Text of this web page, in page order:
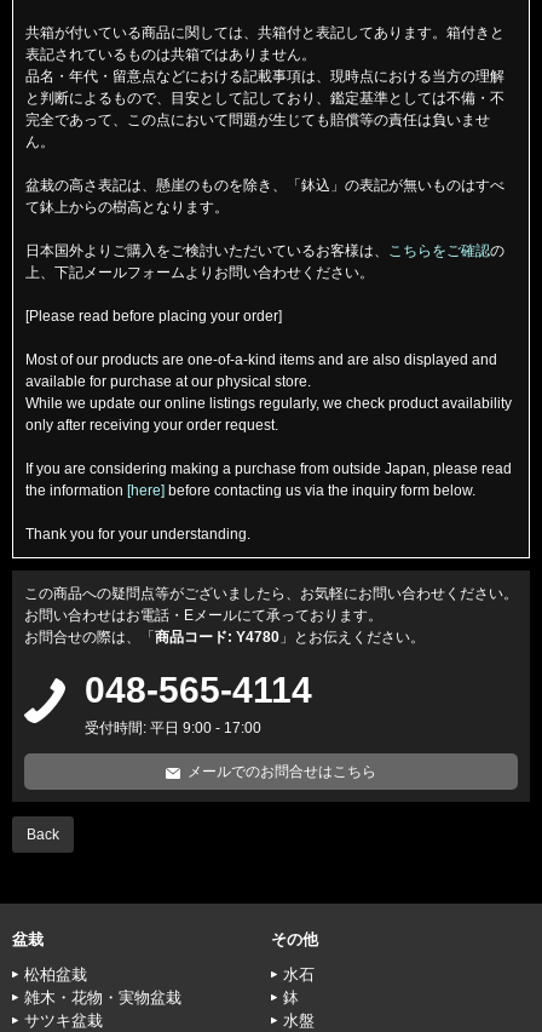
共箱が付いている商品に関しては、共箱付と表記してあります。箱付きと
表記されているものは共箱ではありません。
品名・年代・留意点などにおける記載事項は、現時点における当方の理解
と判断によるもので、目安として記しており、鑑定基準としては不備・不
完全であって、この点において問題が生じても賠償等の責任は負いませ
ん。
盆栽の高さ表記は、懸崖のものを除き、「鉢込」の表記が無いものはすべ
て鉢上からの樹高となります。
日本国外よりご購入をご検討いただいているお客様は、 こちらをご確認の
上、下記メールフォームよりお問い合わせください。
[Please read before placing your order]
Most of our products are one-of-a-kind items and are also displayed and
available for purchase at our physical store.
While we update our online listings regularly, we check product availability
only after receiving your order request.
If you are considering making a purchase from outside Japan, please read
the information [here] before contacting us via the inquiry form below.
Thank you for your understanding.
この商品への疑問点等がございましたら、お気軽にお問い合わせください。
お問い合わせはお電話・Eメールにて承っております。
お問合せの際は、「 商品コード: Y4780 」とお伝えください。
048-565-4114
受付時間: 平日 9:00 - 17:00
メールでのお問合せはこちら
Back
盆栽
松柏盆栽
雑木・花物・実物盆栽
サツキ盆栽
その他
水石
鉢
水盤